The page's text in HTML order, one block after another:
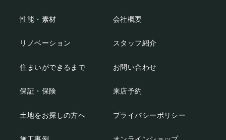
性能・素材
リノベーション
住まいができるまで
保証・保険
土地をお探しの方へ
会社概要
スタッフ紹介
お問い合わせ
来店予約
プライバシーポリシー